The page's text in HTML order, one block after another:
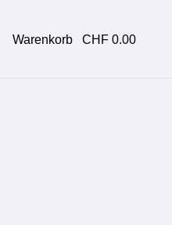
Warenkorb CHF 0.00